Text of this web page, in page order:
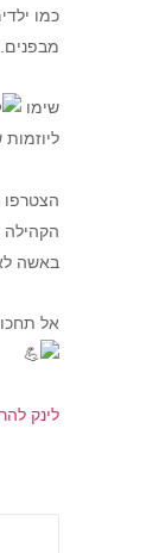
כמו
שימו
הצטרפו
באשה
אל תחכו
לינק